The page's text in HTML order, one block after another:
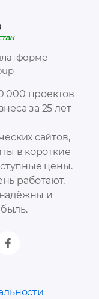
000 проектов
за 25 лет
сайтов,
в короткие
цены.
работают,
и